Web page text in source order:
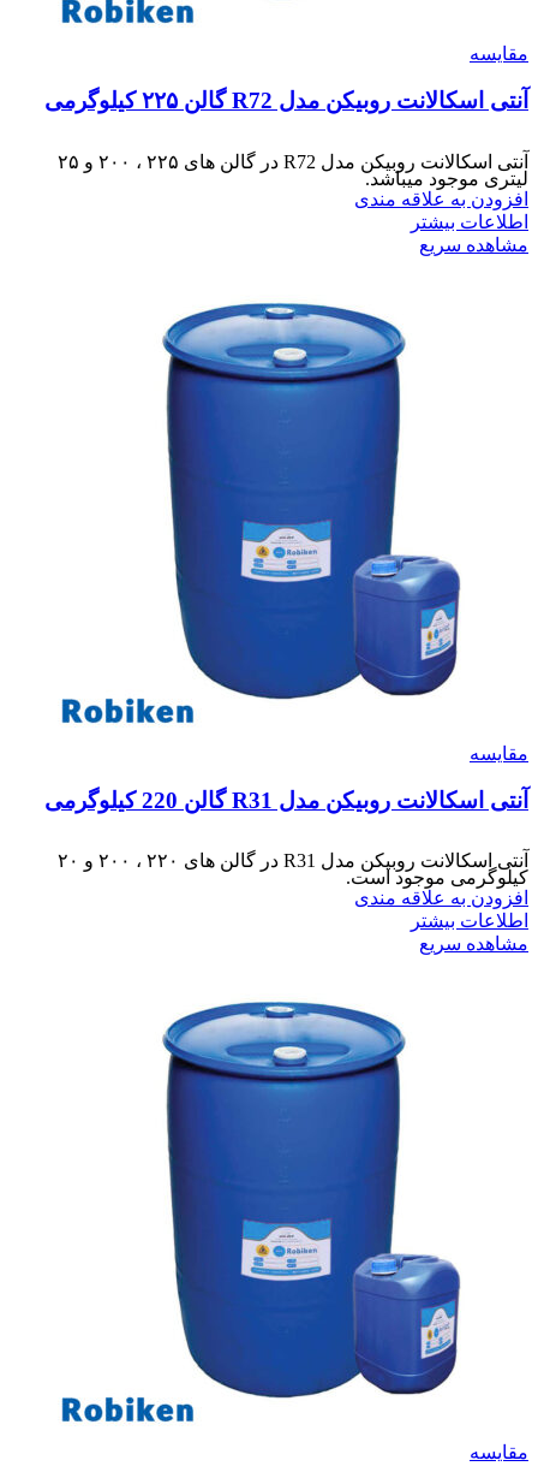
مقایسه
آنتی اسکالانت روبیکن مدل R72 گالن ۲۲۵ کیلوگرمی
آنتی اسکالانت روبیکن مدل R72 در گالن های ۲۲۵ ، ۲۰۰ و ۲۵
لیتری موجود میباشد.
افزودن به علاقه مندی
اطلاعات بیشتر
مشاهده سریع
مقایسه
آنتی اسکالانت روبیکن مدل R31 گالن 220 کیلوگرمی
آنتی اسکالانت روبیکن مدل R31 در گالن های ۲۲۰ ، ۲۰۰ و ۲۰
کیلوگرمی موجود است.
افزودن به علاقه مندی
اطلاعات بیشتر
مشاهده سریع
مقایسه